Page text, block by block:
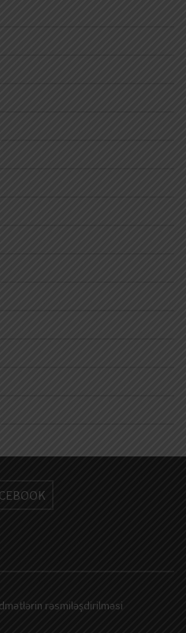
rəsmiləşdirilməsi